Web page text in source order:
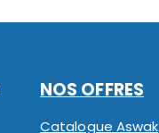
NOS OFFRES
Catalogue Aswak